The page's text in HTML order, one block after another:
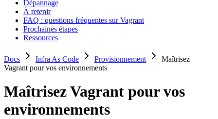
Dépannage
À retenir
FAQ : questions fréquentes sur Vagrant
Prochaines étapes
Ressources
Docs Infra As Code Provisionnement
Maîtrisez
Vagrant pour vos environnements
Maîtrisez Vagrant pour vos
environnements